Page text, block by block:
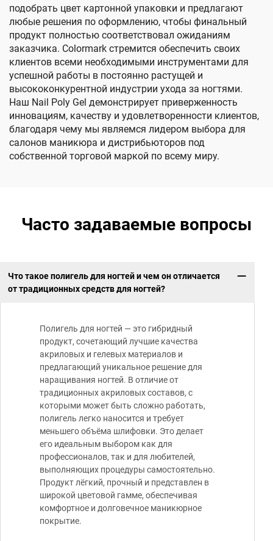
подобрать цвет картонной упаковки и предлагают
любые решения по оформлению, чтобы финальный
продукт полностью соответствовал ожиданиям
заказчика. Colormark стремится обеспечить своих
клиентов всеми необходимыми инструментами для
успешной работы в постоянно растущей и
высококонкурентной индустрии ухода за ногтями.
Наш Nail Poly Gel демонстрирует приверженность
инновациям, качеству и удовлетворенности клиентов,
благодаря чему мы являемся лидером выбора для
салонов маникюра и дистрибьюторов под
собственной торговой маркой по всему миру.
Часто задаваемые вопросы
Что такое полигель для ногтей и чем он отличается
от традиционных средств для ногтей?
Полигель для ногтей — это гибридный
продукт, сочетающий лучшие качества
акриловых и гелевых материалов и
предлагающий уникальное решение для
наращивания ногтей. В отличие от
традиционных акриловых составов, с
которыми может быть сложно работать,
полигель легко наносится и требует
меньшего объёма шлифовки. Это делает
его идеальным выбором как для
профессионалов, так и для любителей,
выполняющих процедуры самостоятельно.
Продукт лёгкий, прочный и представлен в
широкой цветовой гамме, обеспечивая
комфортное и долговечное маникюрное
покрытие.